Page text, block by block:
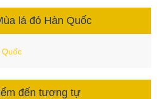
lá đỏ Hàn Quốc
Quốc
đến tương tự